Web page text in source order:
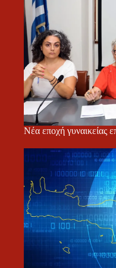
Νέα εποχή γυναικείας